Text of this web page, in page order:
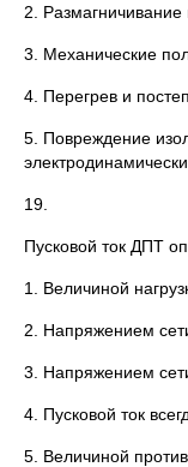
2. Размагничивание
3. Механические
4. Перегрев и
5. Повреждение
19.
Пусковой ток ДПТ
1. Величиной
2. Напряжением
3. Напряжением
4. Пусковой ток
5. Величиной